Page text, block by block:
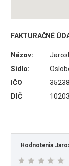
FAKTURAČNÉ
Názov:
Sídlo:
IČO:
DIČ:
Hodnotenia